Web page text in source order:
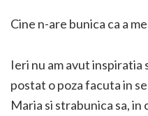
Cine n-are bunica ca a
Ieri nu am avut inspiratia
postat o poza facuta in
Maria si strabunica sa,